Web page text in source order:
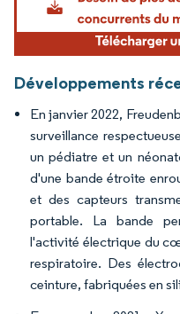
Développements
En janvier 2022,
surveillance
un pédiatre et un
d'une bande étroite
et des capteurs
portable. La bande
l'activité électrique du
respiratoire. Des
ceinture, fabriquées en